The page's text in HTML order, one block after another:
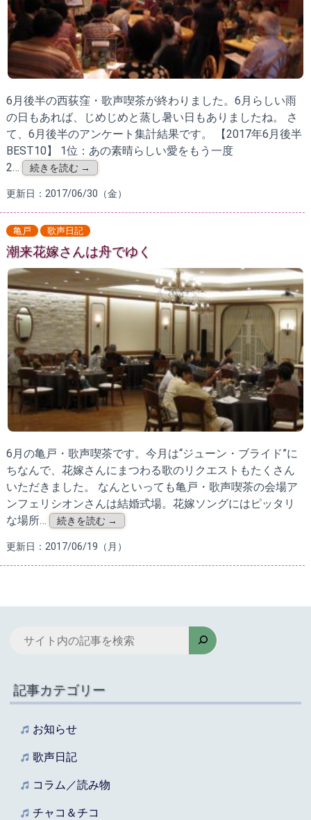
6月後半の西荻窪・歌声喫茶が終わりました。6月らしい雨
の日もあれば、じめじめと蒸し暑い日もありましたね。 さ
て、6月後半のアンケート集計結果です。 【2017年6月後半
BEST10】 1位：あの素晴らしい愛をもう一度
2…
続きを読む →
更新日：2017/06/30（金）
亀戸 歌声日記
潮来花嫁さんは舟でゆく
6月の亀戸・歌声喫茶です。今月は“ジューン・ブライド”に
ちなんで、花嫁さんにまつわる歌のリクエストもたくさん
いただきました。 なんといっても亀戸・歌声喫茶の会場ア
ンフェリシオンさんは結婚式場。花嫁ソングにはピッタリ
な場所…
続きを読む →
更新日：2017/06/19（月）
記事カテゴリー
お知らせ
歌声日記
コラム／読み物
チャコ＆チコ